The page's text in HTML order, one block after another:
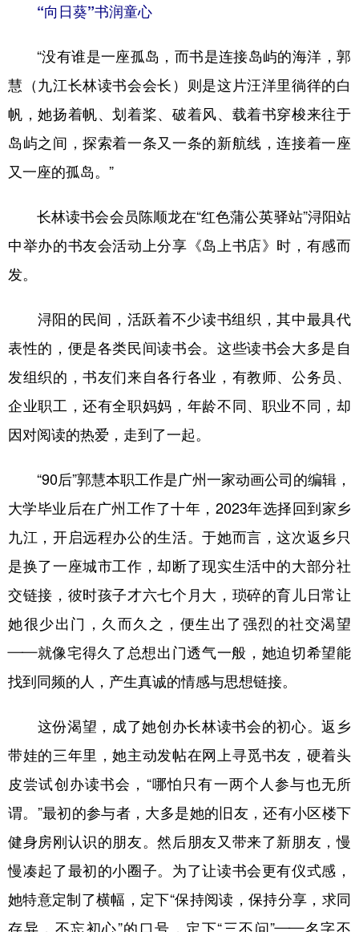
“向日葵”书润童心
“没有谁是一座孤岛，而书是连接岛屿的海洋，郭
慧（九江长林读书会会长）则是这片汪洋里徜徉的白
帆，她扬着帆、划着桨、破着风、载着书穿梭来往于
岛屿之间，探索着一条又一条的新航线，连接着一座
又一座的孤岛。”
长林读书会会员陈顺龙在“红色蒲公英驿站”浔阳站
中举办的书友会活动上分享《岛上书店》时，有感而
发。
浔阳的民间，活跃着不少读书组织，其中最具代
表性的，便是各类民间读书会。这些读书会大多是自
发组织的，书友们来自各行各业，有教师、公务员、
企业职工，还有全职妈妈，年龄不同、职业不同，却
因对阅读的热爱，走到了一起。
“90后”郭慧本职工作是广州一家动画公司的编辑，
大学毕业后在广州工作了十年，2023年选择回到家乡
九江，开启远程办公的生活。于她而言，这次返乡只
是换了一座城市工作，却断了现实生活中的大部分社
交链接，彼时孩子才六七个月大，琐碎的育儿日常让
她很少出门，久而久之，便生出了强烈的社交渴望
——就像宅得久了总想出门透气一般，她迫切希望能
找到同频的人，产生真诚的情感与思想链接。
这份渴望，成了她创办长林读书会的初心。返乡
带娃的三年里，她主动发帖在网上寻觅书友，硬着头
皮尝试创办读书会，“哪怕只有一两个人参与也无所
谓。”最初的参与者，大多是她的旧友，还有小区楼下
健身房刚认识的朋友。然后朋友又带来了新朋友，慢
慢凑起了最初的小圈子。为了让读书会更有仪式感，
她特意定制了横幅，定下“保持阅读，保持分享，求同
存异，不忘初心”的口号，定下“三不问”——名字不